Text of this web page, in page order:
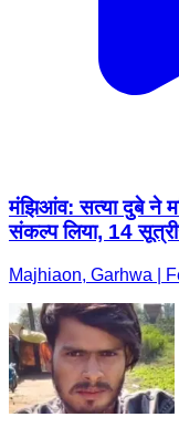
मंझिआंव: सत्या दुबे ने
संकल्प लिया, 14
Majhiaon, Garhwa |